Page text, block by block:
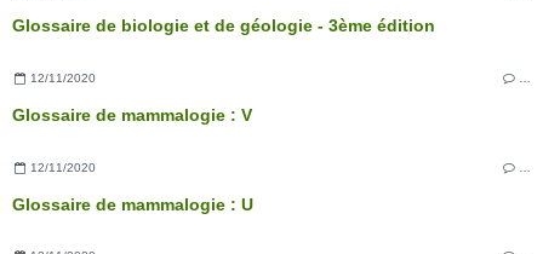
Glossaire de biologie et de géologie - 3ème édition
12/11/2020
Glossaire de mammalogie : V
12/11/2020
Glossaire de mammalogie : U